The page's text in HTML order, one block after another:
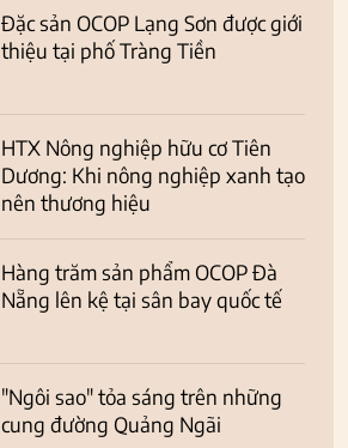
Đặc sản OCOP Lạng Sơn được giới
thiệu tại phố Tràng Tiền
HTX Nông nghiệp hữu cơ Tiên
Dương: Khi nông nghiệp xanh tạo
nên thương hiệu
Hàng trăm sản phẩm OCOP Đà
Nẵng lên kệ tại sân bay quốc tế
"Ngôi sao" tỏa sáng trên những
cung đường Quảng Ngãi